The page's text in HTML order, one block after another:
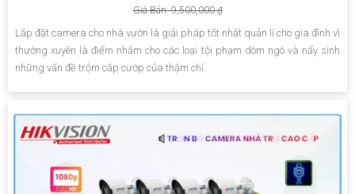
Giá Bán: 9,500,000 ₫
Lắp đặt camera cho nhà vườn là giải pháp tốt nhất quản lí cho gia đình vì
thường xuyên là điểm nhắm cho các loại tội phạm dòm ngó và nẩy sinh
những vấn đề trộm cắp cướp của thậm chí.